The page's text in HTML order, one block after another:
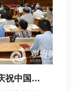
时期科...
祝中国共